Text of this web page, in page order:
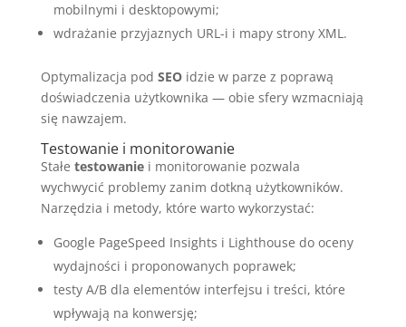
mobilnymi i desktopowymi;
wdrażanie przyjaznych URL-i i mapy strony XML.
Optymalizacja pod SEOidzie w parze z poprawą
doświadczenia użytkownika — obie sfery wzmacniają
się nawzajem.
Testowanie i monitorowanie
Stałe testowaniei monitorowanie pozwala
wychwycić problemy zanim dotkną użytkowników.
Narzędzia i metody, które warto wykorzystać:
Google PageSpeed Insights i Lighthouse do oceny
wydajności i proponowanych poprawek;
testy A/B dla elementów interfejsu i treści, które
wpływają na konwersję;